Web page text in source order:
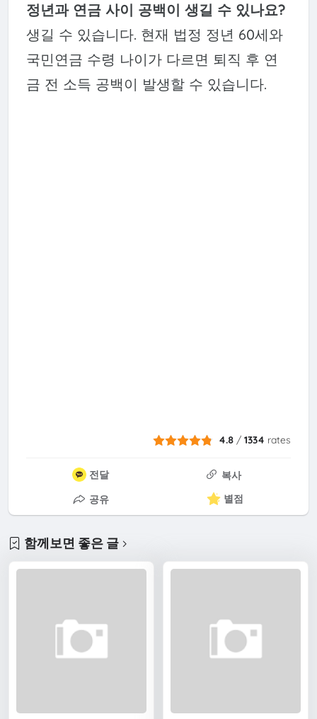
정년과 연금 사이 공백이 생길 수 있나요?
생길 수 있습니다. 현재 법정 정년 60세와
국민연금 수령 나이가 다르면 퇴직 후 연
금 전 소득 공백이 발생할 수 있습니다.
4.8 /1334 rates
전달
복사
공유
별점
함께보면 좋은 글